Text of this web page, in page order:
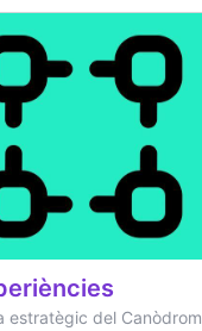
estratègic del Canòdrom